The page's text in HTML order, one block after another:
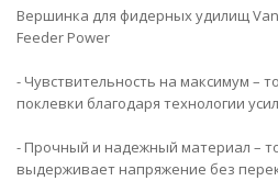
Вершинка для фидерных удилищ
Feeder Power
- Чувствительность на максимум –
поклевки благодаря технологии
- Прочный и надежный материал –
выдерживает напряжение без